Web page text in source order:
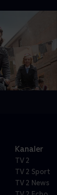
Kanaler
TV 2
TV 2 Sport
TV 2 News